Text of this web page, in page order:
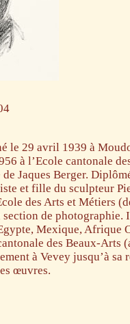
le 29 avril 1939 à
à l’Ecole cantonale
Jaques Berger.
et fille du sculpteur
des Arts et Métiers
section de
Mexique, Afrique
des Beaux-Arts
à Vevey jusqu’à
œuvres.